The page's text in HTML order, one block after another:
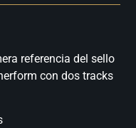
referencia del sello
con dos tracks